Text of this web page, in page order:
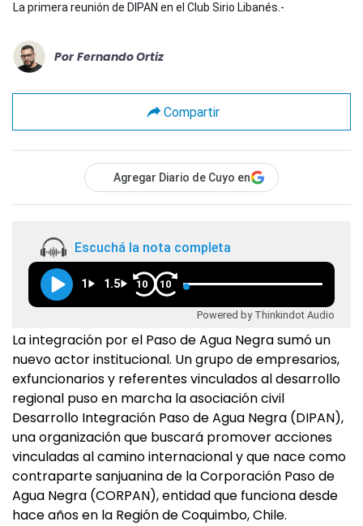
La primera reunión de DIPAN en el Club Sirio Libanés.-
Por Fernando Ortiz
Compartir
Agregar Diario de Cuyo en
Escuchá la nota completa
1 1.5 10 10
Powered by Thinkindot Audio
La integración por el Paso de Agua Negra sumó un
nuevo actor institucional. Un grupo de empresarios,
exfuncionarios y referentes vinculados al desarrollo
regional puso en marcha la asociación civil
Desarrollo Integración Paso de Agua Negra (DIPAN),
una organización que buscará promover acciones
vinculadas al camino internacional y que nace como
contraparte sanjuanina de la Corporación Paso de
Agua Negra (CORPAN), entidad que funciona desde
hace años en la Región de Coquimbo, Chile.